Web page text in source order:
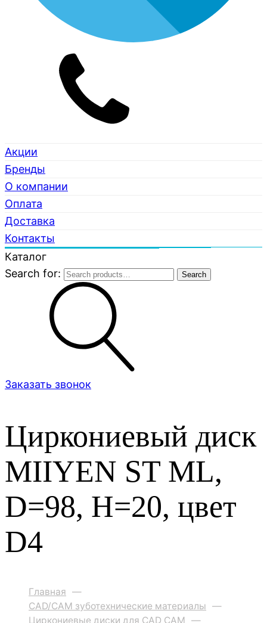
Акции
Бренды
О компании
Оплата
Доставка
Контакты
Каталог
Search for:
Search
Заказать звонок
Циркониевый диск
MIIYEN ST ML,
D=98, H=20, цвет
D4
Главная —
CAD/CAM зуботехнические материалы —
Циркониевые диски для CAD CAM —